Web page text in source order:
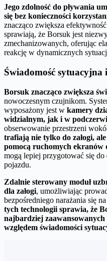
Jego zdolność do pływania
się bez konieczności
znacząco zwiększa
sprawiają, że Borsuk jest
zmechanizowanych, oferując
reakcję w dynamicznych
Świadomość sytuacyjna
Borsuk znacząco zwiększa
nowoczesnym czujnikom.
wyposażony jest w kamery
widzialnym, jak i w
obserwowanie przestrzeni
trafiają nie tylko do załogi, ale
pomocą ruchomych ekranów
mogą lepiej przygotować się do
pojazdu.
Zdalnie sterowany moduł
dla załogi, umożliwiając
bezpośredniego narażania się
tych technologii sprawia, że
najbardziej
względem świadomości